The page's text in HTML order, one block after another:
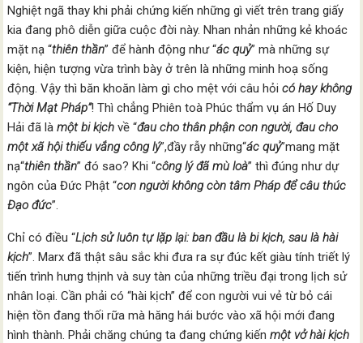
Nghiệt ngã thay khi phải chứng kiến những gì viết trên trang giấy
kia đang phô diễn giữa cuộc đời này. Nhan nhản những kẻ khoác
mặt nạ “thiên thần” để hành động như “ác quỷ” mà những sự
kiện, hiện tượng vừa trình bày ở trên là những minh hoạ sống
động. Vậy thì băn khoăn làm gì cho mệt với câu hỏi có hay không
“Thời Mạt Pháp”! Thì chẳng Phiên toà Phúc thẩm vụ án Hố Duy
Hải đã làmột bi kịch về “đau cho thân phận con người,đau cho
một xã hội thiếu vắng công lý”,đầy rẫy những“ác quỷ”mang mặt
nạ“thiên thần” đó sao? Khi “công lý đã mù loà” thì đúng như dự
ngôn của Đức Phật “con người không còn tâm Pháp để câu thúc
Đạo đức”.
Chỉ có điều “Lịch sử luôn tự lặp lại: ban đầu là bi kịch, sau là hài
kịch”. Marx đã thật sâu sắc khi đưa ra sự đúc kết giàu tính triết lý
tiến trình hưng thịnh và suy tàn của những triều đại trong lịch sử
nhân loại. Cần phải có “hài kịch” để con người vui vẻ từ bỏ cái
hiện tồn đang thối rữa mà hăng hái bước vào xã hội mới đang
hình thành. Phải chăng chúng ta đang chứng kiếnmột vở hài kịch